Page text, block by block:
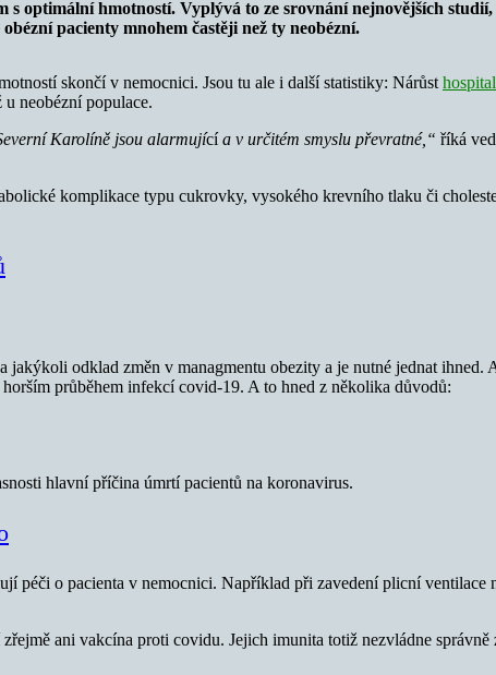
optimální hmotností. Vyplývá to ze srovnání nejnovějších
pacienty mnohem častěji než ty neobézní.
skončí v nemocnici. Jsou tu ale i další statistiky: Nárůst
neobézní populace.
Karolíně jsou alarmujícía v určitém smyslu převratné,“ říká
komplikace typu cukrovky, vysokého krevního tlaku či
odklad změn v managmentu obezity a je nutné jednat
průběhem infekcí covid-19. A to hned z několika důvodů:
hlavní příčina úmrtí pacientů na koronavirus.
péči o pacienta v nemocnici. Například při zavedení plicní ventilace
ani vakcína proti covidu. Jejich imunita totiž nezvládne